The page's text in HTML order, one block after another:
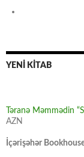
YENİ KİTAB
Təranə Məmmədin
AZN
İçərişəhər